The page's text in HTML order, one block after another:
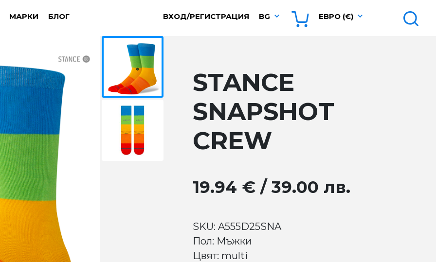
МАРКИ БЛОГ ВХОД/РЕГИСТРАЦИЯ BG ЕВРО (€)
STANCE
SNAPSHOT
CREW
19.94 € / 39.00 лв.
SKU: A555D25SNA
Пол: Мъжки
Цвят: multi